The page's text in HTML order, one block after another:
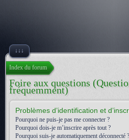
↓↓↓
Index du forum
Foire aux questions
fréquemment)
Problèmes d’identification et
Pourquoi ne puis-je pas me connecter ?
Pourquoi dois-je m’inscrire après tout ?
Pourquoi suis-je automatiquement déconnecté ?